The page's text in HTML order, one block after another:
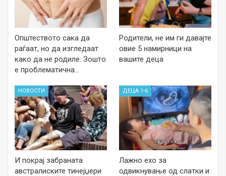
Општеството сака да
раѓаат, но да изгледаат
како да не родиле: Зошто
е проблематична…
Родители, не им ги давајте
овие 5 намирници на
вашите деца
НОВОСТИ
И покрај забраната
австралиските тинејџери
ДЕЦА 1-6
Лажно ехо за
одвикнување од слатки и